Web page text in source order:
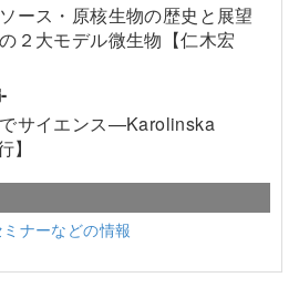
ース・原核生物の歴史と展望
２大モデル微生物【仁木宏
サイエンス—Karolinska
ナーなどの情報